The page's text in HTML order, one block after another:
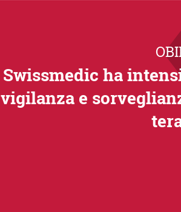
Swissmedic ha
vigilanza e